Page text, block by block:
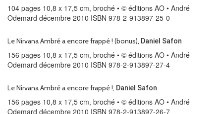
104 pages 10,8 x 17,5 cm, broché • © éditions AO • André
Odemard décembre 2010 ISBN 978-2-913897-25-0
Le Nirvana Ambré a encore frappé ! (bonus), Daniel Safon
156 pages 10,8 x 17,5 cm, broché • © éditions AO • André
Odemard décembre 2010 ISBN 978-2-913897-27-4
Le Nirvana Ambré a encore frappé !, Daniel Safon
156 pages 10,8 x 17,5 cm, broché • © éditions AO • André
Odemard décembre 2010 ISBN 978-2-913897-26-7